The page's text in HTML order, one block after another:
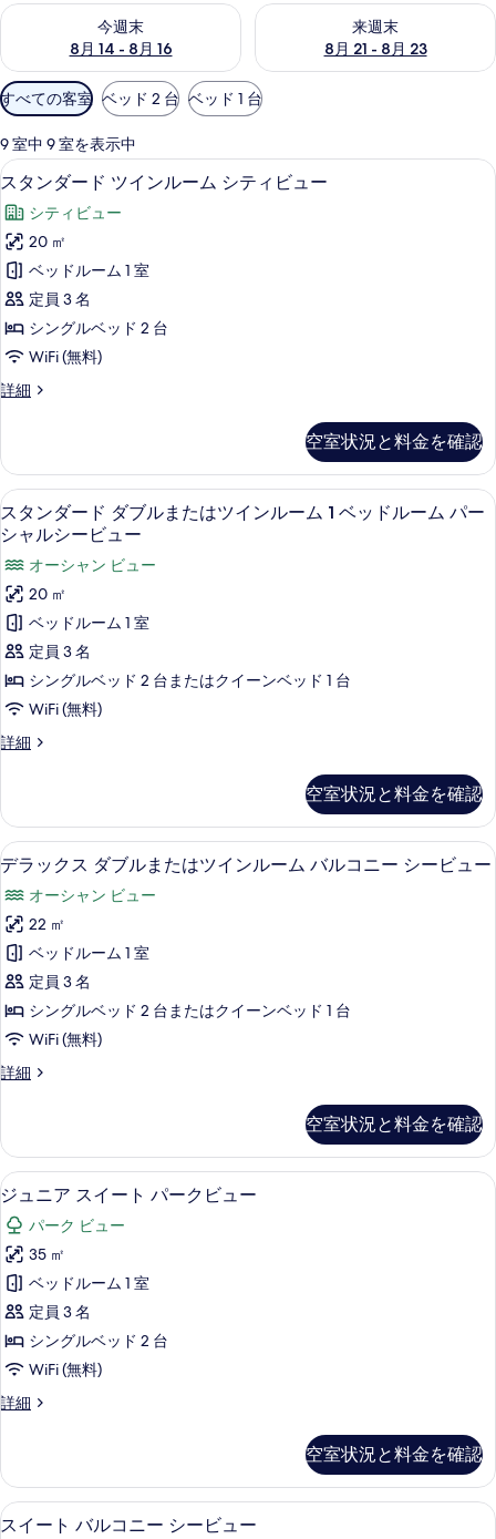
今週末
8月 14 - 8月 16
今週末 8月 14 - 8月 16 の空室状況をチェック
来週末
8月 21 - 8月 23
来週末 8月 21 - 8月 23 の空室
利
用
可
能
な
客
室
の
絞
り
込
み
条
すべての客室 ベッド 2 台 ベッド 1 台
9 室中 9 室を表示中
ス
タ
ン
ダ
ー
ド
ツ
イ
ン
ー
ム
シ
テ
ィ
ビ
ュ
ー
の
す
べ
写
真
を
表
示
す
る
羽毛の掛け布団、ミニバー、セーフ
9
スタンダード ツインルーム シティビュー
シティビュー
20 ㎡
ベッドルーム 1 室
定員 3 名
シングルベッド 2 台
WiFi (無料)
詳細
ス
ー
ド
ツ
イ
ン
ル
ー
ム
シ
テ
ビ
ュ
の
空室状況と料金を確認
ス
タ
ン
ダ
ー
ド
ダ
ブ
ル
は
ツ
イ
ン
ル
ー
ム
1
ベ
ッ
ー
ム
パ
ー
シ
ャ
ル
シ
ー
ビ
ー
の
羽毛の掛け布団、ミニバー、セーフ
9
スタンダード ダブルまたはツインルーム 1 ベッドルーム パー
シャルシービュー
オーシャン ビュー
20 ㎡
ベッドルーム 1 室
定員 3 名
シングルベッド 2 台またはクイーンベッド 1 台
WiFi (無料)
詳細
ス
ー
ド
ダ
ル
ま
た
は
ツ
イ
ン
ル
ム
ッ
ド
ル
ー
ム
パ
ー
シ
ル
シ
ー
ビ
ュ
細
空室状況と料金を確認
デ
ラ
ッ
ク
ス
ダ
ブ
ル
ま
は
ツ
イ
ン
ル
ー
ム
バ
ル
コ
シ
ー
デラックス ダブルまたはツインルー
7
デラックス ダブルまたはツインルーム バルコニー シービュー
オーシャン ビュー
22 ㎡
ベッドルーム 1 室
定員 3 名
シングルベッド 2 台またはクイーンベッド 1 台
WiFi (無料)
詳細
デ
ス
ダ
ブ
ま
た
は
ツ
イ
ン
ル
ー
バ
ニ
ー
シ
ー
空室状況と料金を確認
ジ
ュ
ニ
ア
ス
イ
ー
ト
パ
ク
ビ
ュ
ジュニア スイート パークビュー | 羽
6
ジュニア スイート パークビュー
パーク ビュー
35 ㎡
ベッドルーム 1 室
定員 3 名
シングルベッド 2 台
WiFi (無料)
詳細
ジ
ス
イ
ー
空室状況と料金を確認
ス
スイート バルコニー シービュー | 羽
6
スイート バルコニー シービュー